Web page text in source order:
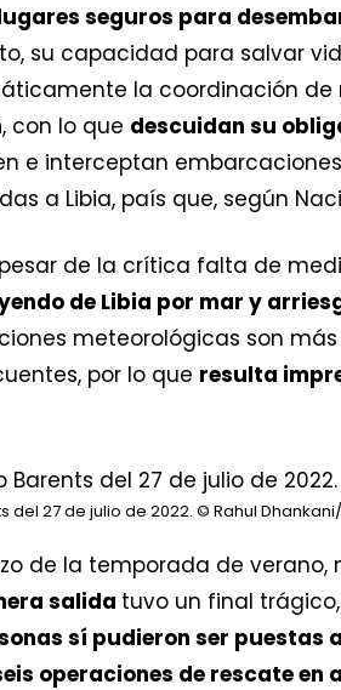
seguros para
su capacidad para salvar
la coordinación de
, con lo que descuidan su
e interceptan
a Libia, país que, según
de la crítica falta de
de Libia por mar y
meteorológicas son
por lo que resulta
del 27 de julio de 2022. © Rahul Dhankani/
de la temporada de
salida tuvo un final
sí pudieron ser puestas
operaciones de rescate en